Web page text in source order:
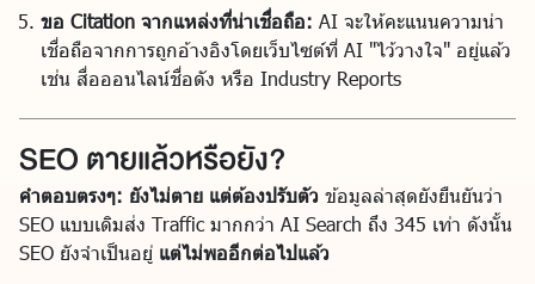
ขอ Citation จากแหล่งที่น่าเชื่อถือ: AI จะให้คะแนนความน่า
เชื่อถือจากการถูกอ้างอิงโดยเว็บไซต์ที่ AI "ไว้วางใจ" อยู่แล้ว
เช่น สื่อออนไลน์ชื่อดัง หรือ Industry Reports
SEO ตายแล้วหรือยัง?
คำตอบตรงๆ: ยังไม่ตาย แต่ต้องปรับตัว ข้อมูลล่าสุดยังยืนยันว่า
SEO แบบเดิมส่ง Traffic มากกว่า AI Search ถึง 345 เท่า ดังนั้น
SEO ยังจำเป็นอยู่ แต่ไม่พออีกต่อไปแล้ว